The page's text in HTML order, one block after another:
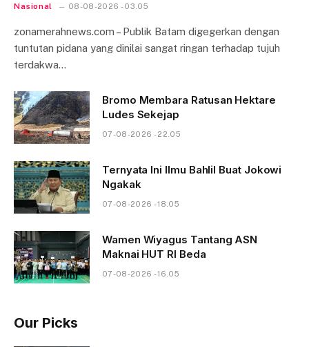
Nasional 08-08-2026 - 03.05
zonamerahnews.com – Publik Batam digegerkan dengan
tuntutan pidana yang dinilai sangat ringan terhadap tujuh
terdakwa…
Bromo Membara Ratusan Hektare
Ludes Sekejap
07-08-2026 - 22.05
Ternyata Ini Ilmu Bahlil Buat Jokowi
Ngakak
07-08-2026 - 18.05
Wamen Wiyagus Tantang ASN
Maknai HUT RI Beda
07-08-2026 - 16.05
Our Picks